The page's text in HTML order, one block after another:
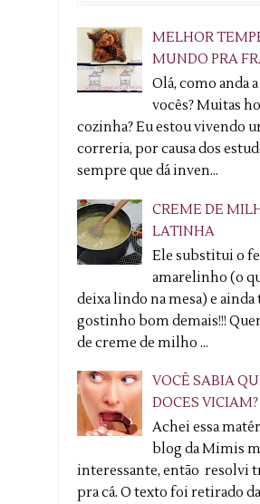
MELHOR
MUNDO PRA
Olá, como anda
vocês? Muitas
cozinha? Eu estou vivendo
correria, por causa dos
sempre que dá inven...
CREME DE
LATINHA
Ele substitui o
amarelinho (o
deixa lindo na mesa) e
gostinho bom demais!!!
de creme de milho ...
VOCÊ SABIA
DOCES VICIAM?
Achei essa
blog da Mimis
interessante, então resolvi
pra cá. O texto foi retirado